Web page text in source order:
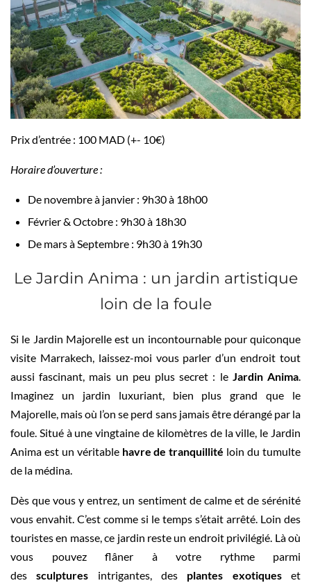
Prix d’entrée : 100 MAD (+- 10€)
Horaire d’ouverture :
De novembre à janvier : 9h30 à 18h00
Février & Octobre : 9h30 à 18h30
De mars à Septembre : 9h30 à 19h30
Le Jardin Anima : un jardin artistique
loin de la foule
Si le Jardin Majorelle est un incontournable pour quiconque
visite Marrakech, laissez-moi vous parler d’un endroit tout
aussi fascinant, mais un peu plus secret : le Jardin Anima.
Imaginez un jardin luxuriant, bien plus grand que le
Majorelle, mais où l’on se perd sans jamais être dérangé par la
foule. Situé à une vingtaine de kilomètres de la ville, le Jardin
Anima est un véritable havre de tranquillité loin du tumulte
de la médina.
Dès que vous y entrez, un sentiment de calme et de sérénité
vous envahit. C’est comme si le temps s’était arrêté. Loin des
touristes en masse, ce jardin reste un endroit privilégié. Là où
vous pouvez flâner à votre rythme parmi
dessculptures intrigantes, des plantes exotiqueset